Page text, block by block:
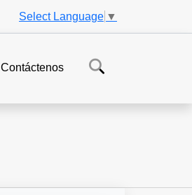
Select Language ▼
Contáctenos